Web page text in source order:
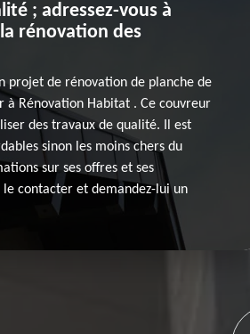
; adressez-vous à
rénovation des
projet de rénovation de planche de
à Rénovation Habitat . Ce couvreur
des travaux de qualité. Il est
sinon les moins chers du
sur ses offres et ses
contacter et demandez-lui un